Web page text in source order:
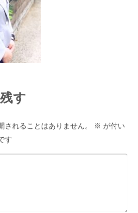
す
されることはありません。 ※ が付い
す